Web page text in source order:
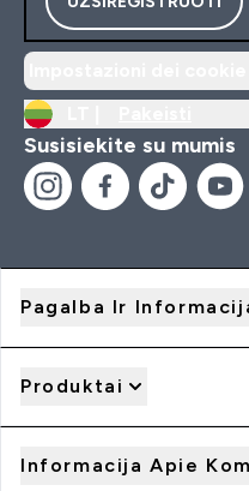
Susisiekite su mumis
Pagalba Ir
Produktai
Informacija Apie